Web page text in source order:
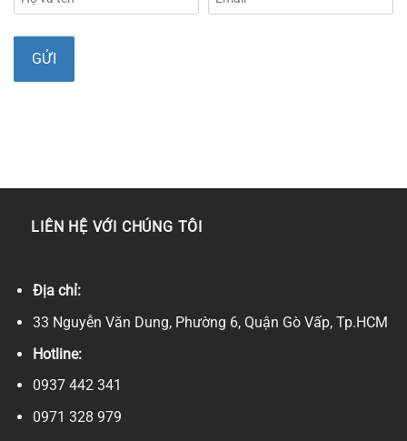
LIÊN HỆ VỚI CHÚNG TÔI
Địa chỉ:
33 Nguyễn Văn Dung, Phường 6, Quận Gò Vấp, Tp.HCM
Hotline:
0937 442 341
0971 328 979